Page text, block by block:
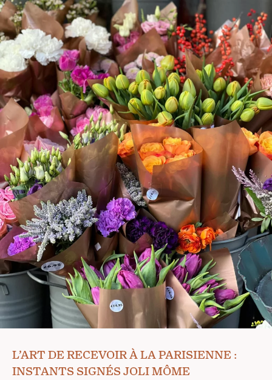
L’ART DE RECEVOIR À LA PARISIENNE :
INSTANTS SIGNÉS JOLI MÔME